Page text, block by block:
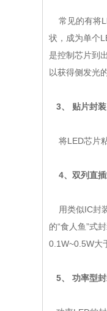
常见的有将
状，成为单个
是控制芯片到
以获得侧发光
3、 贴片封装
将LED芯片
4、双列直插
用类似IC封
的“食人鱼”式
0.1W~0.5W大
5、 功率型